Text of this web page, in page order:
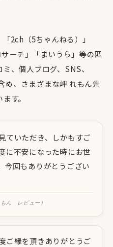
2ch（5ちゃんねる）」
ーチ」「まいうら」等の匿
、個人ブログ、SNS、
め、さまざまな岬 れもん先
す。
ていただき、しかもすご
に不安になった時にお世
今回もありがとうござい
もん レビュー）
ご縁を頂きありがとうご